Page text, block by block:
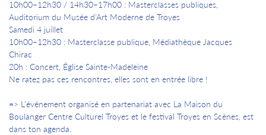
10h00–12h30 / 14h30–17h00 : Masterclasses publiques,
Auditorium du Musée d’Art Moderne de Troyes
Samedi 4 juillet
10h00–12h30 : Masterclasse publique, Médiathèque Jacques
Chirac
20h : Concert, Église Sainte-Madeleine
Ne ratez pas ces rencontres, elles sont en entrée libre !
=> L'événement organisé en partenariat avec La Maison du
Boulanger Centre Culturel Troyes et le festival Troyes en Scènes, est
dans ton agenda.